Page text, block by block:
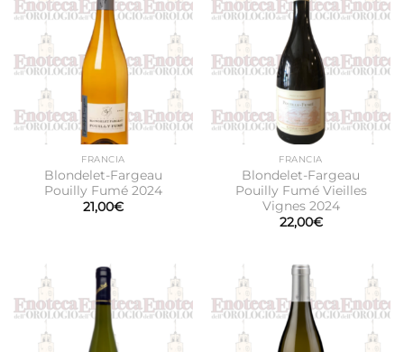
FRANCIA
Blondelet-Fargeau
Pouilly Fumé 2024
21,00€
FRANCIA
Blondelet-Fargeau
Pouilly Fumé Vieilles
Vignes 2024
22,00€